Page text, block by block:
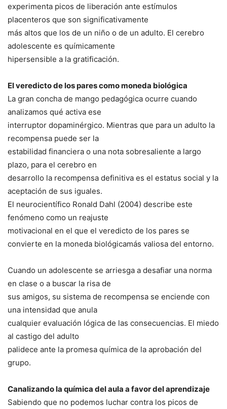
experimenta picos de liberación ante estímulos
placenteros que son significativamente
más altos que los de un niño o de un adulto. El cerebro
adolescente es químicamente
hipersensible a la gratificación.
El veredicto de los pares como moneda biológica
La gran concha de mango pedagógica ocurre cuando
analizamos qué activa ese
interruptor dopaminérgico. Mientras que para un adulto la
recompensa puede ser la
estabilidad financiera o una nota sobresaliente a largo
plazo, para el cerebro en
desarrollo la recompensa definitiva es el estatus social y la
aceptación de sus iguales.
El neurocientífico Ronald Dahl (2004) describe este
fenómeno como un reajuste
motivacional en el que el veredicto de los pares se
convierte en la moneda biológicamás valiosa del entorno.
Cuando un adolescente se arriesga a desafiar una norma
en clase o a buscar la risa de
sus amigos, su sistema de recompensa se enciende con
una intensidad que anula
cualquier evaluación lógica de las consecuencias. El miedo
al castigo del adulto
palidece ante la promesa química de la aprobación del
grupo.
Canalizando la química del aula a favor del aprendizaje
Sabiendo que no podemos luchar contra los picos de